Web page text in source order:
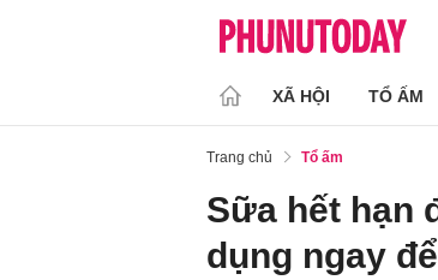
XÃ HỘI TỔ ẤM
Trang chủ Tổ ấm
Sữa hết hạn
dụng ngay